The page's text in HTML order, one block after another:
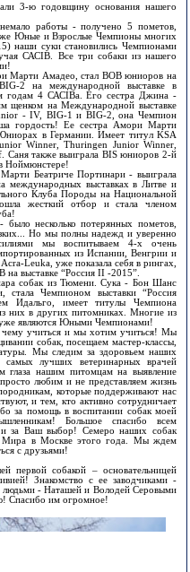
3-ю годовщину основания нашего
работы - получено 5 пометов,
Юные и Взрослые Чемпионы многих
наши суки становились Чемпионами
САСIB. Все три собаки из нашего
Амадео, стал ВОВ юниоров на
2 на международной выставке в
годам 4 САСIBа. Его сестра Джина -
щенком на Международной выставке
- IV, BIG-1 и BIG-2, она Чемпион
гордость! Ее сестра Амори Марти
в Германии. Имеет титул KSA
Winner, Thuringen Junior Winner,
также выиграла BIS юниоров 2-й
Ноймюнстере!
Беатриче Портинари - выиграла
выставках в Литве и
Клуба Породы на Национальной
жесткий отбор и стала членом
несколько потерянных пометов,
Но мы полны надежд и уверенно
мы воспитываем 4-х очень
из Испании, Венгрии и
Leuka, уже показала себя в рингах,
выставке “Россия II -2015”.
собак из Тюмени. Сука - Бон Шанс
Чемпионом выставки “Россия
Идальго, имеет титулы Чемпиона
них в других питомниках. Многие из
уже являются Юными Чемпионами!
учиться и мы хотим учиться! Mы
собак, посещаем мастер-классы,
Мы следим за здоровьем наших
самых лучших ветеринарных врачей
нашим питомцам на выявление
любим и не представляем жизнь
которые поддерживают нас
и тем, кто активно сотрудничает
за помощь в воспитании собак моей
Большое спасибо всем
и за Ваш выбор! Семеро наших собак
Мира в Москве этого года. Мы ждем
с друзьями!
собакой – основательницей
Знакомство с ее заводчиками -
людьми - Наташей и Володей Серовыми
Спасибо им огромное!